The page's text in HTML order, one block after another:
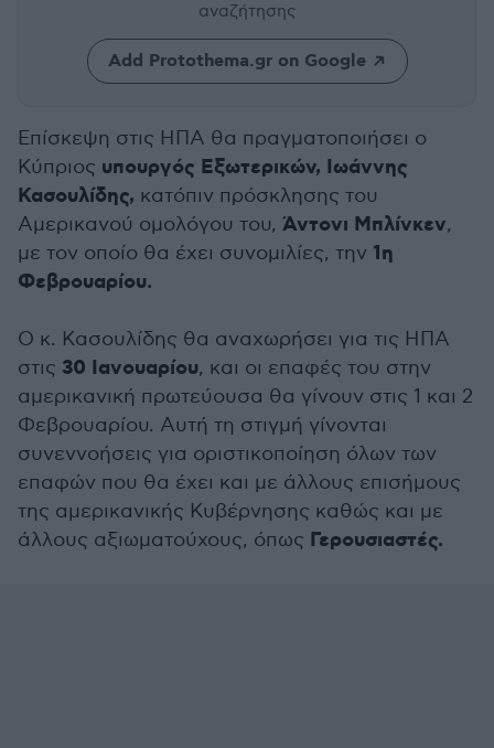
αναζήτησης
Add Protothema.gr on Google
Επίσκεψη στις ΗΠΑ θα πραγματοποιήσει ο
Κύπριος υπουργός Εξωτερικών, Ιωάννης
Κασουλίδης, κατόπιν πρόσκλησης του
Αμερικανού ομολόγου του, Άντονι Μπλίνκεν,
με τον οποίο θα έχει συνομιλίες, την 1η
Φεβρουαρίου.
Ο κ. Κασουλίδης θα αναχωρήσει για τις ΗΠΑ
στις 30 Ιανουαρίου, και οι επαφές του στην
αμερικανική πρωτεύουσα θα γίνουν στις 1 και 2
Φεβρουαρίου. Αυτή τη στιγμή γίνονται
συνεννοήσεις για οριστικοποίηση όλων των
επαφών που θα έχει και με άλλους επισήμους
της αμερικανικής Κυβέρνησης καθώς και με
άλλους αξιωματούχους, όπως Γερουσιαστές.